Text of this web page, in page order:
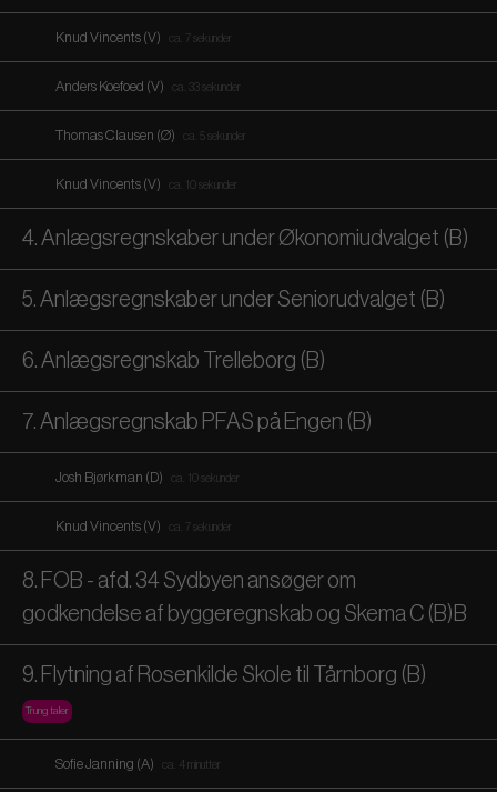
Knud Vincents (V) ca. 7 sekunder
Anders Koefoed (V) ca. 33 sekunder
Thomas Clausen (Ø) ca. 5 sekunder
Knud Vincents (V) ca. 10 sekunder
4. Anlægsregnskaber under Økonomiudvalget (B)
5. Anlægsregnskaber under Seniorudvalget (B)
6. Anlægsregnskab Trelleborg (B)
7. Anlægsregnskab PFAS på Engen (B)
Josh Bjørkman (D) ca. 10 sekunder
Knud Vincents (V) ca. 7 sekunder
8. FOB - afd. 34 Sydbyen ansøger om
godkendelse af byggeregnskab og Skema C (B)B
9. Flytning af Rosenkilde Skole til Tårnborg (B)
Trung taler
Sofie Janning (A) ca. 4 minutter